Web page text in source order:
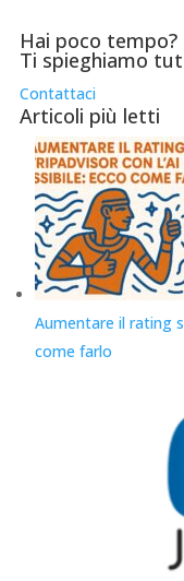
Hai poco tempo?
Ti spieghiamo
Contattaci
Articoli più letti
Aumentare il rating
come farlo